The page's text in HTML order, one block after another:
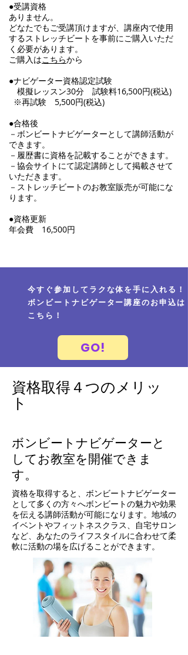
●受講資格
ありません。
どなたでもご受講頂けますが、講座内で使用
するストレッチビートを事前にご購入いただ
く必要があります。
​ご購入はこちらから
●ナビゲーター資格認定試験
模擬レッスン30分 試験料16,500円(税込)
※再試験 5,500円(税込)
●合格後
－ボンビートナビゲーターとして講師活動が
できます。
－履歴書に資格を記載することができます。
－協会サイトにて認定講師として掲載させて
いただきます。
－ストレッチビートのお教室販売が可能にな
ります。
●資格更新​
​年会費 16,500円
今すぐ参加してラクな体を手に入れる！
​ボンビートナビゲーター講座のお申込は
こちら！
GO!
資格取得４つのメリッ
ト
ボンビートナビゲーターと
してお教室を開催できま
す。
資格を取得すると、ボンビートナビゲーター
として多くの方々へボンビートの魅力や効果
を伝える講師活動が可能になります。地域の
イベントやフィットネスクラス、自宅サロン
など、あなたのライフスタイルに合わせて柔
軟に活動の場を広げることができます。